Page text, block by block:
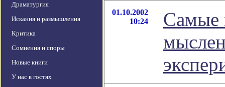
Драматургия
Искания и размышления
Критика
Сомнения и споры
Новые книги
У нас в гостях
01.10.2002
10:24
Самые